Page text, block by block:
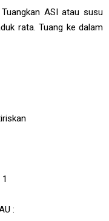
ASI atau susu
rata. Tuang ke dalam
: